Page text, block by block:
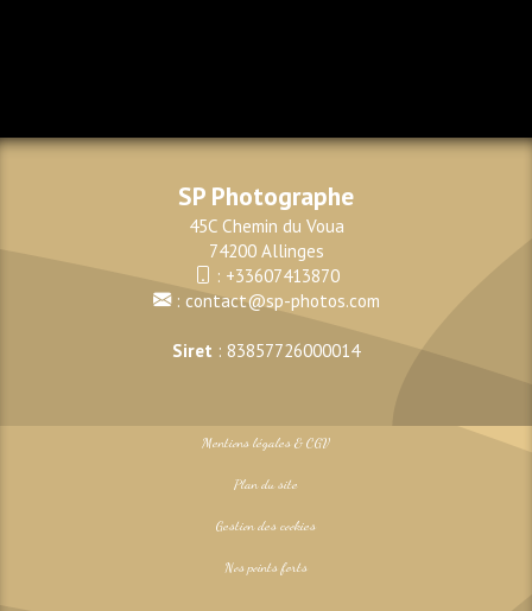
SP Photographe
45C Chemin du Voua
74200 Allinges
: +33607413870
: contact@sp-photos.com
Siret : 83857726000014
Mentions légales & CGV
Plan du site
Gestion des cookies
Nos points forts